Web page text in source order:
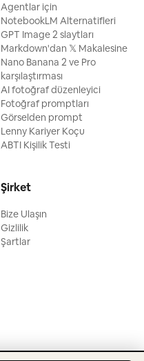
Agentlar için
NotebookLM Alternatifleri
GPT Image 2 slaytları
Markdown'dan 𝕏 Makalesine
Nano Banana 2 ve Pro
karşılaştırması
AI fotoğraf düzenleyici
Fotoğraf promptları
Görselden prompt
Lenny Kariyer Koçu
ABTI Kişilik Testi
Şirket
Bize Ulaşın
Gizlilik
Şartlar